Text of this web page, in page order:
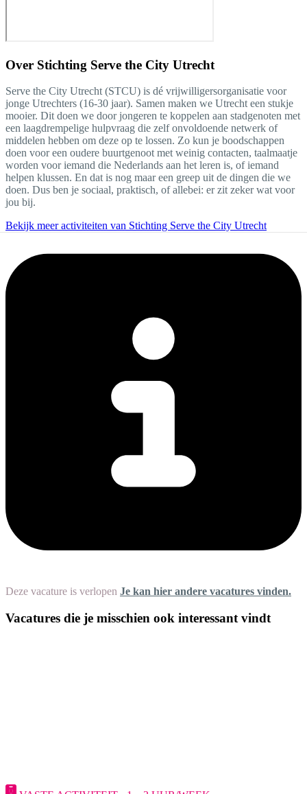
Over Stichting Serve the City Utrecht
Serve the City Utrecht (STCU) is dé vrijwilligersorganisatie voor
jonge Utrechters (16-30 jaar). Samen maken we Utrecht een stukje
mooier. Dit doen we door jongeren te koppelen aan stadgenoten met
een laagdrempelige hulpvraag die zelf onvoldoende netwerk of
middelen hebben om deze op te lossen. Zo kun je boodschappen
doen voor een oudere buurtgenoot met weinig contacten, taalmaatje
worden voor iemand die Nederlands aan het leren is, of iemand
helpen klussen. En dat is nog maar een greep uit de dingen die we
doen. Dus ben je sociaal, praktisch, of allebei: er zit zeker wat voor
jou bij.
Bekijk meer activiteiten van Stichting Serve the City Utrecht
Deze vacature is verlopen Je kan hier andere vacatures vinden.
Vacatures die je misschien ook interessant vindt